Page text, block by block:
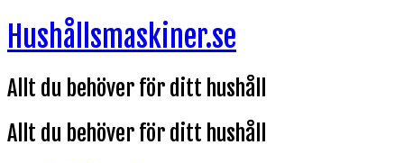
Hoppa
till
Hushållsmaskiner.se
Allt du behöver för ditt hushåll
Allt du behöver för ditt hushåll